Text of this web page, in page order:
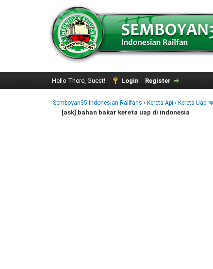
Hello There, Guest! Login Register
Semboyan35 Indonesian Railfans › Kereta Api › Kereta Uap
[ask] bahan bakar kereta uap di indonesia